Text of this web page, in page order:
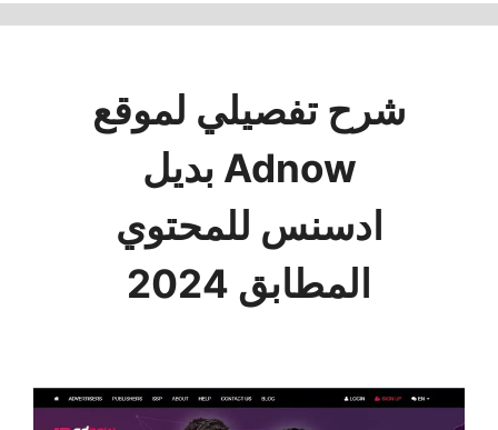
شرح تفصيلي لموقع
Adnow بديل
ادسنس للمحتوي
المطابق 2024